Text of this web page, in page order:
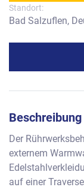
Standort:
Bad Salzuflen,
Beschreibung
Der
externem
auf einer